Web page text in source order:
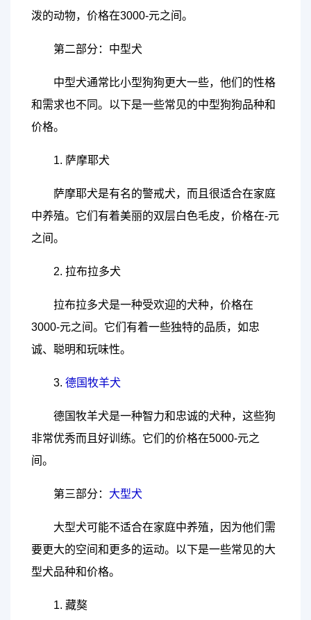
泼的动物，价格在3000-元之间。
第二部分：中型犬
中型犬通常比小型狗狗更大一些，他们的性格
和需求也不同。以下是一些常见的中型狗狗品种和
价格。
1. 萨摩耶犬
萨摩耶犬是有名的警戒犬，而且很适合在家庭
中养殖。它们有着美丽的双层白色毛皮，价格在-元
之间。
2. 拉布拉多犬
拉布拉多犬是一种受欢迎的犬种，价格在
3000-元之间。它们有着一些独特的品质，如忠
诚、聪明和玩味性。
3. 德国牧羊犬
德国牧羊犬是一种智力和忠诚的犬种，这些狗
非常优秀而且好训练。它们的价格在5000-元之
间。
第三部分： 大型犬
大型犬可能不适合在家庭中养殖，因为他们需
要更大的空间和更多的运动。以下是一些常见的大
型犬品种和价格。
1. 藏獒